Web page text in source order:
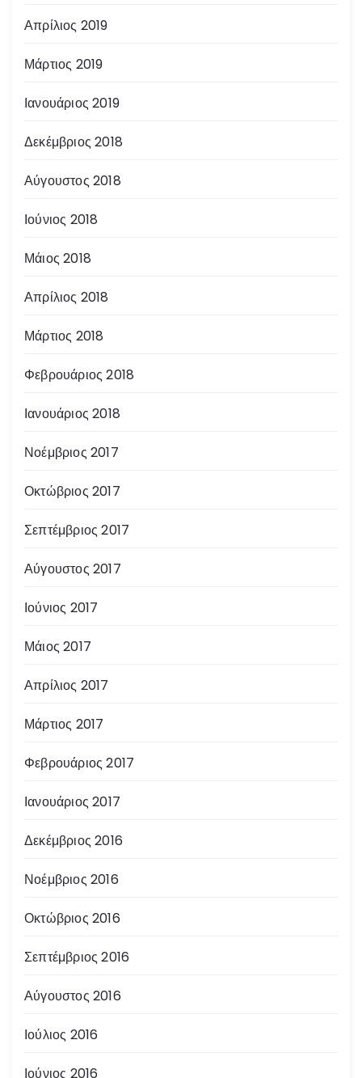
Απρίλιος 2019
Μάρτιος 2019
Ιανουάριος 2019
Δεκέμβριος 2018
Αύγουστος 2018
Ιούνιος 2018
Μάιος 2018
Απρίλιος 2018
Μάρτιος 2018
Φεβρουάριος 2018
Ιανουάριος 2018
Νοέμβριος 2017
Οκτώβριος 2017
Σεπτέμβριος 2017
Αύγουστος 2017
Ιούνιος 2017
Μάιος 2017
Απρίλιος 2017
Μάρτιος 2017
Φεβρουάριος 2017
Ιανουάριος 2017
Δεκέμβριος 2016
Νοέμβριος 2016
Οκτώβριος 2016
Σεπτέμβριος 2016
Αύγουστος 2016
Ιούλιος 2016
Ιούνιος 2016